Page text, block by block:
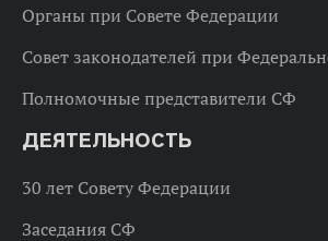
Органы при Совете Федерации
Совет законодателей при
Полномочные представители СФ
ДЕЯТЕЛЬНОСТЬ
30 лет Совету Федерации
Заседания СФ